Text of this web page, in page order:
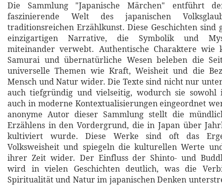
Die Sammlung "Japanische Märchen" entführt
faszinierende Welt des japanischen
traditionsreichen Erzählkunst. Diese Geschichten sind
einzigartigen Narrative, die Symbolik und
miteinander verwebt. Authentische Charaktere wie
Samurai und übernatürliche Wesen beleben die
universelle Themen wie Kraft, Weisheit und die
Mensch und Natur wider. Die Texte sind nicht nur
auch tiefgründig und vielseitig, wodurch sie sowohl
auch in moderne Kontextualisierungen eingeordnet
anonyme Autor dieser Sammlung stellt die
Erzählens in den Vordergrund, die in Japan über
kultiviert wurde. Diese Werke sind oft das
Volksweisheit und spiegeln die kulturellen Werte
ihrer Zeit wider. Der Einfluss der Shinto- und
wird in vielen Geschichten deutlich, was die
Spiritualität und Natur im japanischen Denken